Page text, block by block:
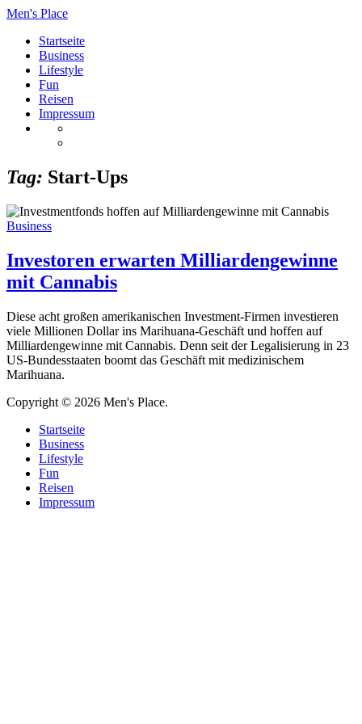
Men's Place
Startseite
Business
Lifestyle
Fun
Reisen
Impressum
Tag: Start-Ups
Business
Investoren erwarten Milliardengewinne
mit Cannabis
Diese acht großen amerikanischen Investment-Firmen investieren
viele Millionen Dollar ins Marihuana-Geschäft und hoffen auf
Milliardengewinne mit Cannabis. Denn seit der Legalisierung in 23
US-Bundesstaaten boomt das Geschäft mit medizinischem
Marihuana.
Copyright © 2026 Men's Place.
Startseite
Business
Lifestyle
Fun
Reisen
Impressum